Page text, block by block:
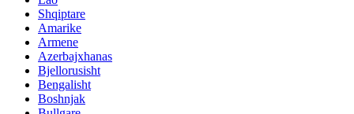
Shqiptare
Amarike
Armene
Azerbajxhanas
Bjellorusisht
Bengalisht
Boshnjak